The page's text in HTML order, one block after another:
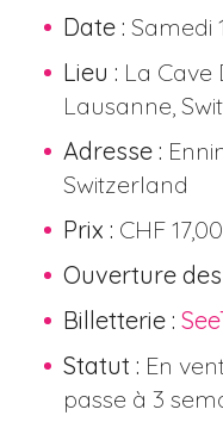
Date : Samedi
Lieu : La Cave
Lausanne,
Adresse :
Switzerland
Prix : CHF
Ouverture
Billetterie :
Statut : En
passe à 3